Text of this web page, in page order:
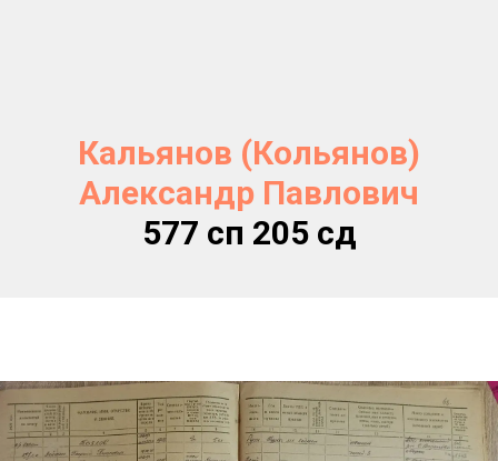
Кальянов (Кольянов)
Александр Павлович
577 сп 205 сд